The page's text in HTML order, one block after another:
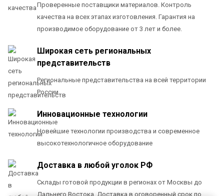
Проверенные поставщики материалов. Контроль
качества на всех этапах изготовления. Гарантия на
производимое оборудование от 3 лет и более.
Широкая сеть региональных
представительств
Региональные представительства на всей территории
России
Инновационные технологии
Новейшие технологии производства и современное
высокотехнологичное оборудование
Доставка в любой уголок РФ
Склады готовой продукции в регионах от Москвы до
Дальнего Востока. Доставка в оговоренный срок по